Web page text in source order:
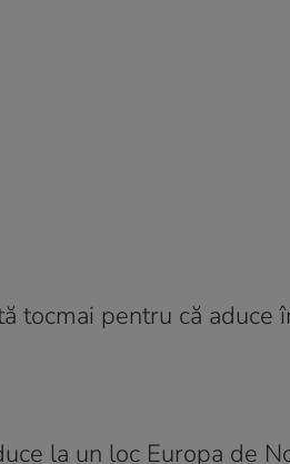
tocmai pentru că aduce
la un loc Europa de